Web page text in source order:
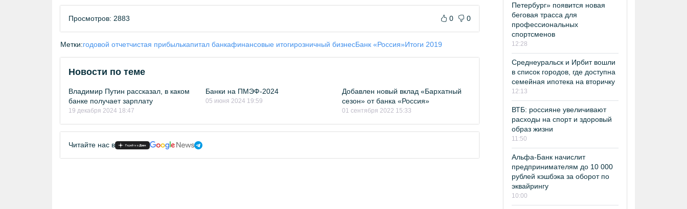
Просмотров: 2883 0 0
Метки:годовой отчетчистая прибылькапитал банкафинансовые итогирозничный бизнесБанк «Россия»Итоги 2019
Новости по теме
Владимир Путин рассказал, в каком
банке получает зарплату
19 декабря 2024 18:47
Банки на ПМЭФ-2024
05 июня 2024 19:59
Добавлен новый вклад «Бархатный
сезон» от банка «Россия»
01 сентября 2022 15:33
Читайте нас в
Петербург» появится новая
беговая трасса для
профессиональных
спортсменов
12:28
Среднеуральск и Ирбит вошли
в список городов, где доступна
семейная ипотека на вторичку
12:13
ВТБ: россияне увеличивают
расходы на спорт и здоровый
образ жизни
11:50
Альфа-Банк начислит
предпринимателям до 10 000
рублей кэшбэка за оборот по
эквайрингу
10:00